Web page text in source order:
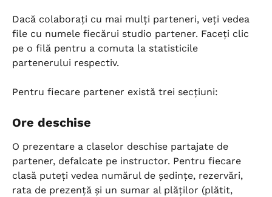
Dacă colaborați cu mai mulți parteneri, veți vedea
file cu numele fiecărui studio partener. Faceți clic
pe o filă pentru a comuta la statisticile
partenerului respectiv.
Pentru fiecare partener există trei secțiuni:
Ore deschise
O prezentare a claselor deschise partajate de
partener, defalcate pe instructor. Pentru fiecare
clasă puteți vedea numărul de ședințe, rezervări,
rata de prezență și un sumar al plăților (plătit,